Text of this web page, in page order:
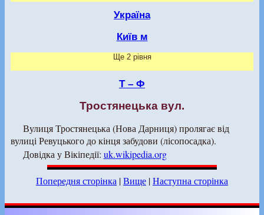
Україна
Київ м
Ще 2 рівня
Т – Ф
Тростянецька вул.
Вулиця Тростянецька (Нова Дарниця) пролягає від
вулиці Ревуцького до кінця забудови (лісопосадка).
Довідка у Вікіпедії: uk.wikipedia.org
Попередня сторінка |Вище |Наступна сторінка